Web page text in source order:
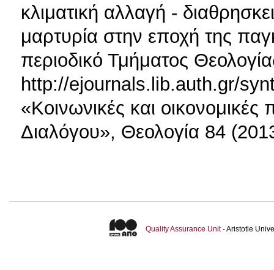
κλιματική αλλαγή -
μαρτυρία στην εποχή της
περιοδικό Τμήματος
http://ejournals.lib.auth.gr/
«Κοινωνικές και
Διαλόγου», Θεολογία 84
Quality Assurance Unit- Aristotle